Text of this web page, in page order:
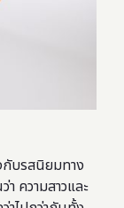
กับรสนิยมทาง
ความสาวและ